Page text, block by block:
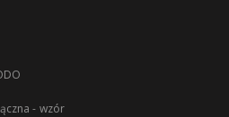
- wzór